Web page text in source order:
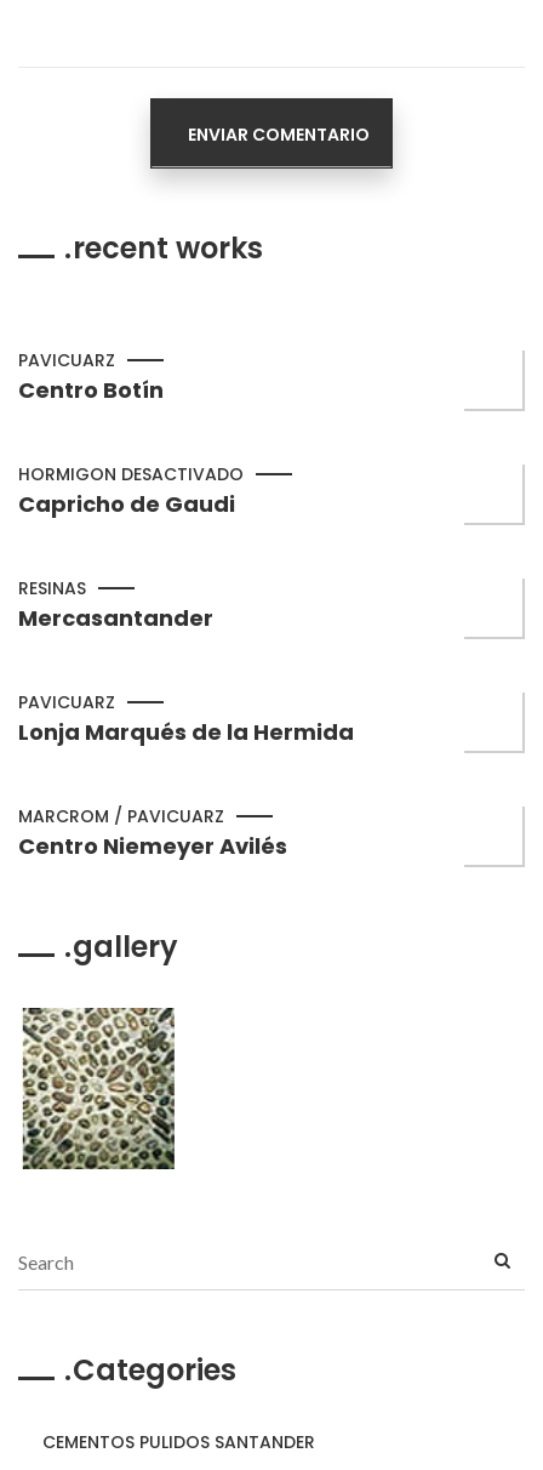
recent works
PAVICUARZ
Centro Botín
HORMIGON DESACTIVADO
Capricho de Gaudi
RESINAS
Mercasantander
PAVICUARZ
Lonja Marqués de la Hermida
MARCROM / PAVICUARZ
Centro Niemeyer Avilés
gallery
Categories
CEMENTOS PULIDOS SANTANDER